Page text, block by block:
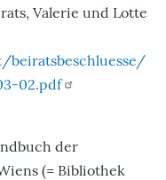
Valerie und Lotte
beiratsbeschluesse/
02.pdf
der
(= Bibliothek